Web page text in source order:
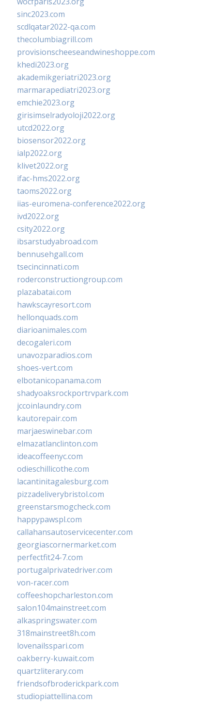
sinc2023.com
scdlqatar2022-qa.com
thecolumbiagrill.com
provisionscheeseandwineshoppe.com
khedi2023.org
akademikgeriatri2023.org
marmarapediatri2023.org
emchie2023.org
girisimselradyoloji2022.org
utcd2022.org
biosensor2022.org
ialp2022.org
klivet2022.org
ifac-hms2022.org
taoms2022.org
iias-euromena-conference2022.org
ivd2022.org
csity2022.org
ibsarstudyabroad.com
bennusehgall.com
tsecincinnati.com
roderconstructiongroup.com
plazabatai.com
hawkscayresort.com
hellonquads.com
diarioanimales.com
decogaleri.com
unavozparadios.com
shoes-vert.com
elbotanicopanama.com
shadyoaksrockportrvpark.com
jccoinlaundry.com
kautorepair.com
marjaeswinebar.com
elmazatlanclinton.com
ideacoffeenyc.com
odieschillicothe.com
lacantinitagalesburg.com
pizzadeliverybristol.com
greenstarsmogcheck.com
happypawspl.com
callahansautoservicecenter.com
georgiascornermarket.com
perfectfit24-7.com
portugalprivatedriver.com
von-racer.com
coffeeshopcharleston.com
salon104mainstreet.com
alkaspringswater.com
318mainstreet8h.com
lovenailsspari.com
oakberry-kuwait.com
quartzliterary.com
friendsofbroderickpark.com
studiopiattellina.com